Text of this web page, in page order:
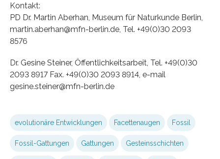
Kontakt:
PD Dr. Martin Aberhan, Museum für Naturkunde Berlin,
martin.aberhan@mfn-berlin.de, Tel. +49(0)30 2093
8576
Dr. Gesine Steiner, Öffentlichkeitsarbeit, Tel. +49(0)30
2093 8917 Fax. +49(0)30 2093 8914, e-mail
gesine.steiner@mfn-berlin.de
evolutionäre Entwicklungen Facettenaugen Fossil
Fossil-Gattungen Gattungen Gesteinsschichten